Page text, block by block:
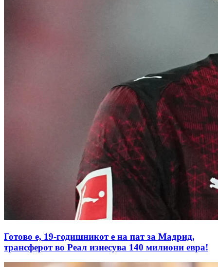
Готово е, 19-годишникот е на пат за Мадрид,
трансферот во Реал изнесува 140 милиони евра!